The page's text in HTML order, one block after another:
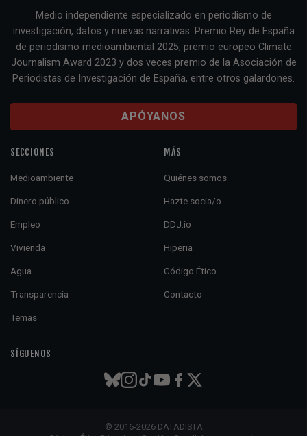
Medio independiente especializado en periodismo de
investigación, datos y nuevas narrativas. Premio Rey de España
de periodismo medioambiental 2025, premio europeo Climate
Journalism Award 2023 y dos veces premio de la Asociación de
Periodistas de Investigación de España, entre otros galardones.
APÓYANOS
SECCIONES
Medioambiente
Dinero público
Empleo
Vivienda
Agua
Transparencia
Temas
MÁS
Quiénes somos
Hazte socia/o
DDJ.io
Hiperia
Código Ético
Contacto
SÍGUENOS
© 2016-2026 DATADISTA